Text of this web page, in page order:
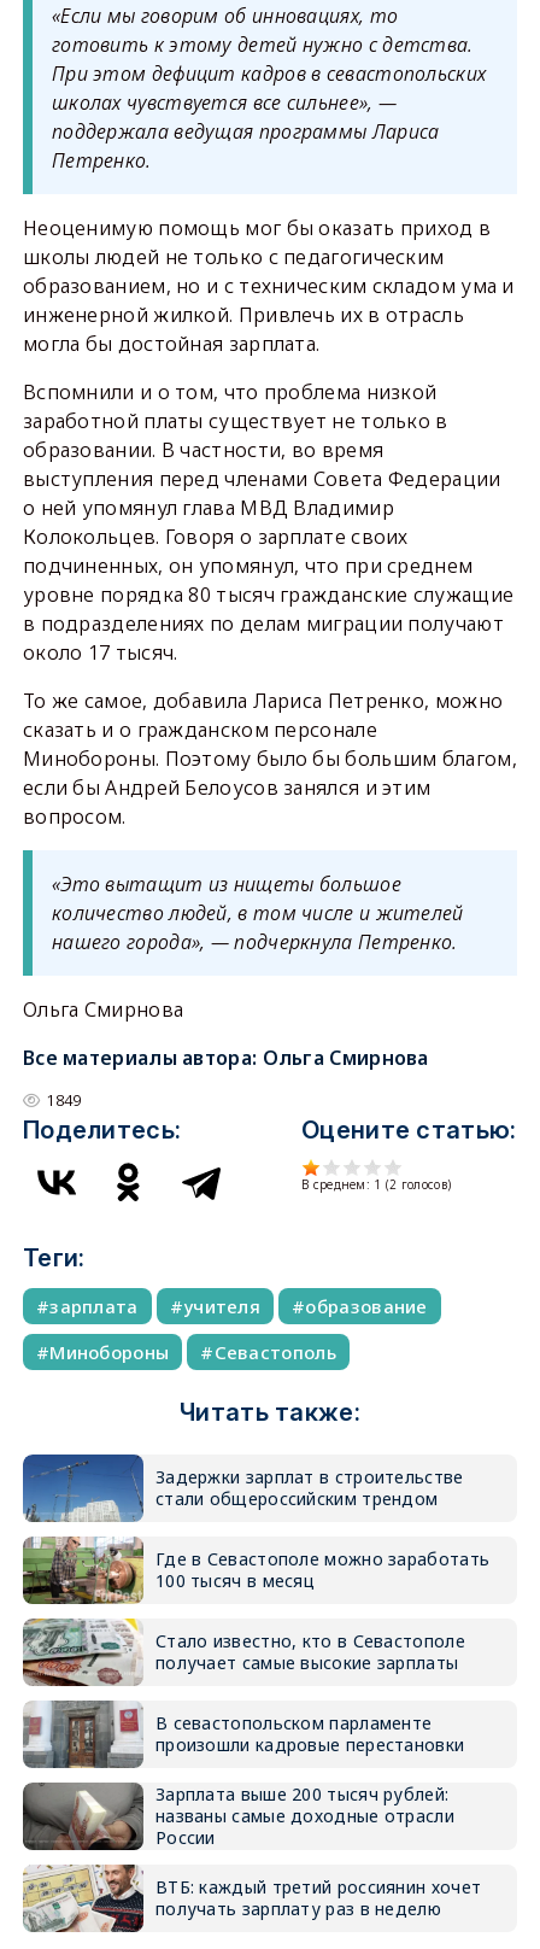
«Если мы говорим об инновациях, то
готовить к этому детей нужно с детства.
При этом дефицит кадров в севастопольских
школах чувствуется все сильнее», —
поддержала ведущая программы Лариса
Петренко.
Неоценимую помощь мог бы оказать приход в
школы людей не только с педагогическим
образованием, но и с техническим складом ума и
инженерной жилкой. Привлечь их в отрасль
могла бы достойная зарплата.
Вспомнили и о том, что проблема низкой
заработной платы существует не только в
образовании. В частности, во время
выступления перед членами Совета Федерации
о ней упомянул глава МВД Владимир
Колокольцев. Говоря о зарплате своих
подчиненных, он упомянул, что при среднем
уровне порядка 80 тысяч гражданские служащие
в подразделениях по делам миграции получают
около 17 тысяч.
То же самое, добавила Лариса Петренко, можно
сказать и о гражданском персонале
Минобороны. Поэтому было бы большим благом,
если бы Андрей Белоусов занялся и этим
вопросом.
«Это вытащит из нищеты большое
количество людей, в том числе и жителей
нашего города», — подчеркнула Петренко.
Ольга Смирнова
Все материалы автора: Ольга Смирнова
1849
Поделитесь: Оцените статью:
В среднем: 1 (2 голосов)
Теги:
зарплата учителя
образование
Минобороны
Севастополь
Читать также:
Задержки зарплат в строительстве
стали общероссийским трендом
Где в Севастополе можно заработать
100 тысяч в месяц
Стало известно, кто в Севастополе
получает самые высокие зарплаты
В севастопольском парламенте
произошли кадровые перестановки
Зарплата выше 200 тысяч рублей:
названы самые доходные отрасли
России
ВТБ: каждый третий россиянин хочет
получать зарплату раз в неделю